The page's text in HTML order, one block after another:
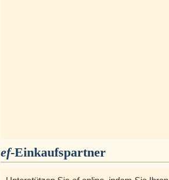
ef-Einkaufspartner